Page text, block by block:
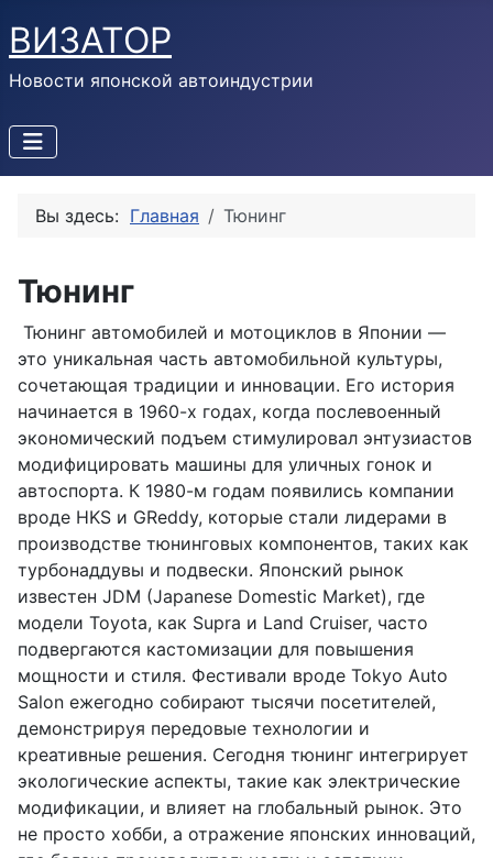
ВИЗАТОР
Новости японской автоиндустрии
Вы здесь: Главная Тюнинг
Тюнинг
Тюнинг автомобилей и мотоциклов в Японии —
это уникальная часть автомобильной культуры,
сочетающая традиции и инновации. Его история
начинается в 1960-х годах, когда послевоенный
экономический подъем стимулировал энтузиастов
модифицировать машины для уличных гонок и
автоспорта. К 1980-м годам появились компании
вроде HKS и GReddy, которые стали лидерами в
производстве тюнинговых компонентов, таких как
турбонаддувы и подвески. Японский рынок
известен JDM (Japanese Domestic Market), где
модели Toyota, как Supra и Land Cruiser, часто
подвергаются кастомизации для повышения
мощности и стиля. Фестивали вроде Tokyo Auto
Salon ежегодно собирают тысячи посетителей,
демонстрируя передовые технологии и
креативные решения. Сегодня тюнинг интегрирует
экологические аспекты, такие как электрические
модификации, и влияет на глобальный рынок. Это
не просто хобби, а отражение японских инноваций,